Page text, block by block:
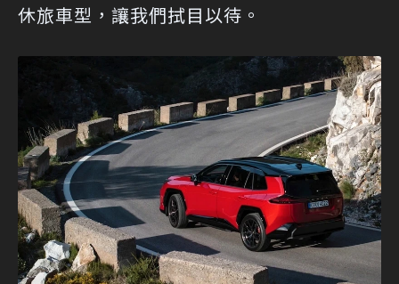
休旅車型，讓我們拭目以待。